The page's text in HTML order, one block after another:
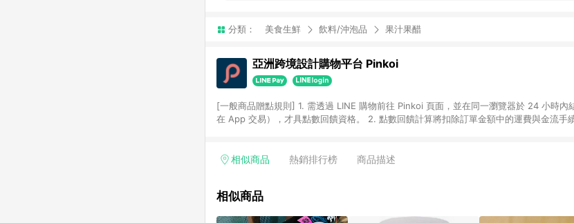
分類： 美食生鮮 飲料/沖泡品 果汁果醋
亞洲跨境設計購物平台 Pinkoi
[一般商品贈點規則] 1. 需透過 LINE 購物前往 Pinkoi 頁面，並在同一瀏覽器於 24 小時內
在 App 交易），才具點數回饋資格。 2. 點數回饋計算將扣除訂單金額中的運費與金流手
格，部分退款不在此限。 6. APP 請更新至Android v4.6.0 / iOS v4.1.5 以上才具贈點資格
使用規則請以點數紅包活動說明為準。 11. 若於 LINE 購物前往 Pinkoi 頁面後才首次下載
相似商品 熱銷排行榜 商品描述
相似商品